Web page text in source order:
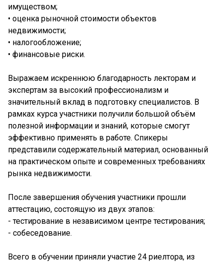
имуществом;
• оценка рыночной стоимости объектов
недвижимости;
• налогообложение;
• финансовые риски.
Выражаем искреннюю благодарность лекторам и
экспертам за высокий профессионализм и
значительный вклад в подготовку специалистов. В
рамках курса участники получили большой объём
полезной информации и знаний, которые смогут
эффективно применять в работе. Спикеры
представили содержательный материал, основанный
на практическом опыте и современных требованиях
рынка недвижимости.
После завершения обучения участники прошли
аттестацию, состоящую из двух этапов:
- тестирование в независимом центре тестирования;
- собеседование.
Всего в обучении приняли участие 24 риелтора, из